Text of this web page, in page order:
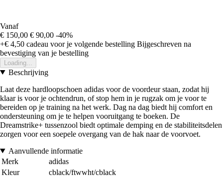
Vanaf
€ 150,00 € 90,00 -40%
+€ 4,50 cadeau voor je volgende bestelling Bijgeschreven na
bevestiging van je bestelling
Loading...
Beschrijving
Laat deze hardloopschoen adidas voor de voordeur staan, zodat hij
klaar is voor je ochtendrun, of stop hem in je rugzak om je voor te
bereiden op je training na het werk. Dag na dag biedt hij comfort en
ondersteuning om je te helpen vooruitgang te boeken. De
Dreamstrike+ tussenzool biedt optimale demping en de stabiliteitsdelen
zorgen voor een soepele overgang van de hak naar de voorvoet.
Aanvullende informatie
Merk
adidas
Kleur
cblack/ftwwht/cblack